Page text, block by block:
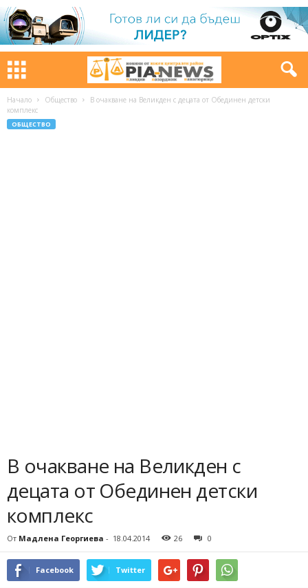
Начало Общество
В очакване на Великден с децата от Обединен детски
комплекс
ОБЩЕСТВО
В очакване на Великден с
децата от Обединен детски
комплекс
От Мадлена Георгиева - 18.04.2014 26 0
Facebook Twitter